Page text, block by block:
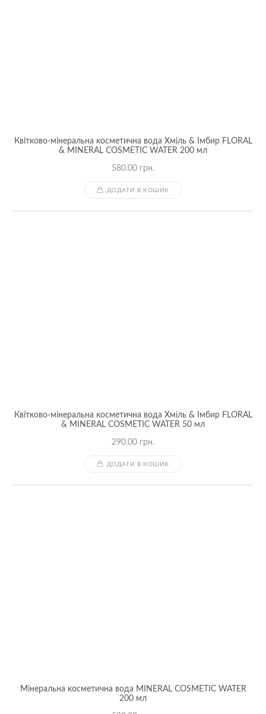
Квітково-мінеральна косметична вода Хміль & Імбир FLORAL
& MINERAL COSMETIC WATER 200 мл
580.00 грн.
ДОДАТИ В КОШИК
Квітково-мінеральна косметична вода Хміль & Імбир FLORAL
& MINERAL COSMETIC WATER 50 мл
290.00 грн.
ДОДАТИ В КОШИК
Мінеральна косметична вода MINERAL COSMETIC WATER
200 мл